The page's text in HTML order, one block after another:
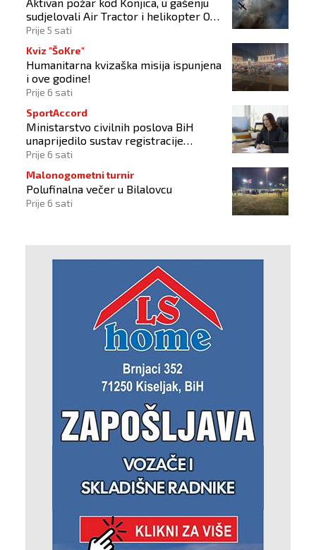
sudjelovali Air Tractor i helikopter OS-
a BiH
Prije 5 sati
Kviz "ŠoKre"
Humanitarna kvizaška misija ispunjena
i ove godine!
Prije 6 sati
SportAccord
Ministarstvo civilnih poslova BiH
unaprijedilo sustav registracije
sportskih organizacija
Prije 6 sati
Malonogometni turnir
Polufinalna večer u Bilalovcu
Prije 6 sati